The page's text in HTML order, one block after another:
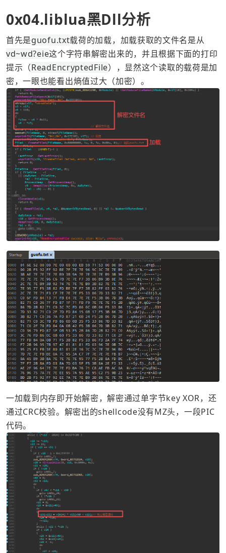
0x04.liblua黑Dll分析
首先是guofu.txt载荷的加载，加载获取的文件名是从
vd~wd?eie这个字符串解密出来的，并且根据下面的打印
提示（ReadEncryptedFile），显然这个读取的载荷是加
密，一眼也能看出熵值过大（加密）。
一加载到内存即开始解密，解密通过单字节key XOR，还
通过CRC校验。解密出的shellcode没有MZ头，一段PIC
代码。